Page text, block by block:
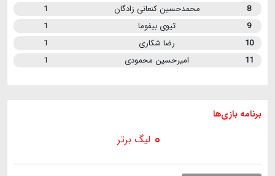
8
محمدحسین کنعانی زادگان
1
9
تیوی بیفوما
1
10
رضا شکاری
1
11
امیرحسین محمودی 1
برنامه بازی ها
لیگ برتر